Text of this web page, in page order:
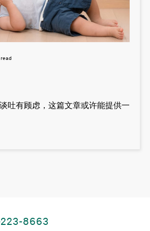
吐有顾虑，这篇文章或许能提供一
8663